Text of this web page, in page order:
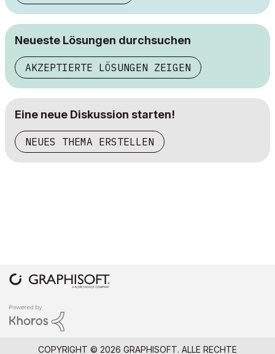
Neueste Lösungen durchsuchen
AKZEPTIERTE LÖSUNGEN ZEIGEN
Eine neue Diskussion starten!
NEUES THEMA ERSTELLEN
COPYRIGHT © 2026 GRAPHISOFT. ALLE RECHTE